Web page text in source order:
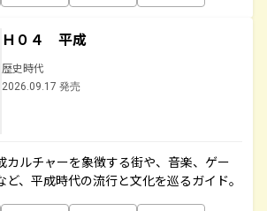
Ｈ０４ 平成
歴史時代
2026.09.17 発売
カルチャーを象徴する街や、音楽、ゲー
、平成時代の流行と文化を巡るガイド。